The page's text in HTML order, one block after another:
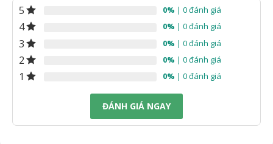
5 0% | 0 đánh giá
4 0% | 0 đánh giá
3 0% | 0 đánh giá
2 0% | 0 đánh giá
1 0% | 0 đánh giá
ĐÁNH GIÁ NGAY